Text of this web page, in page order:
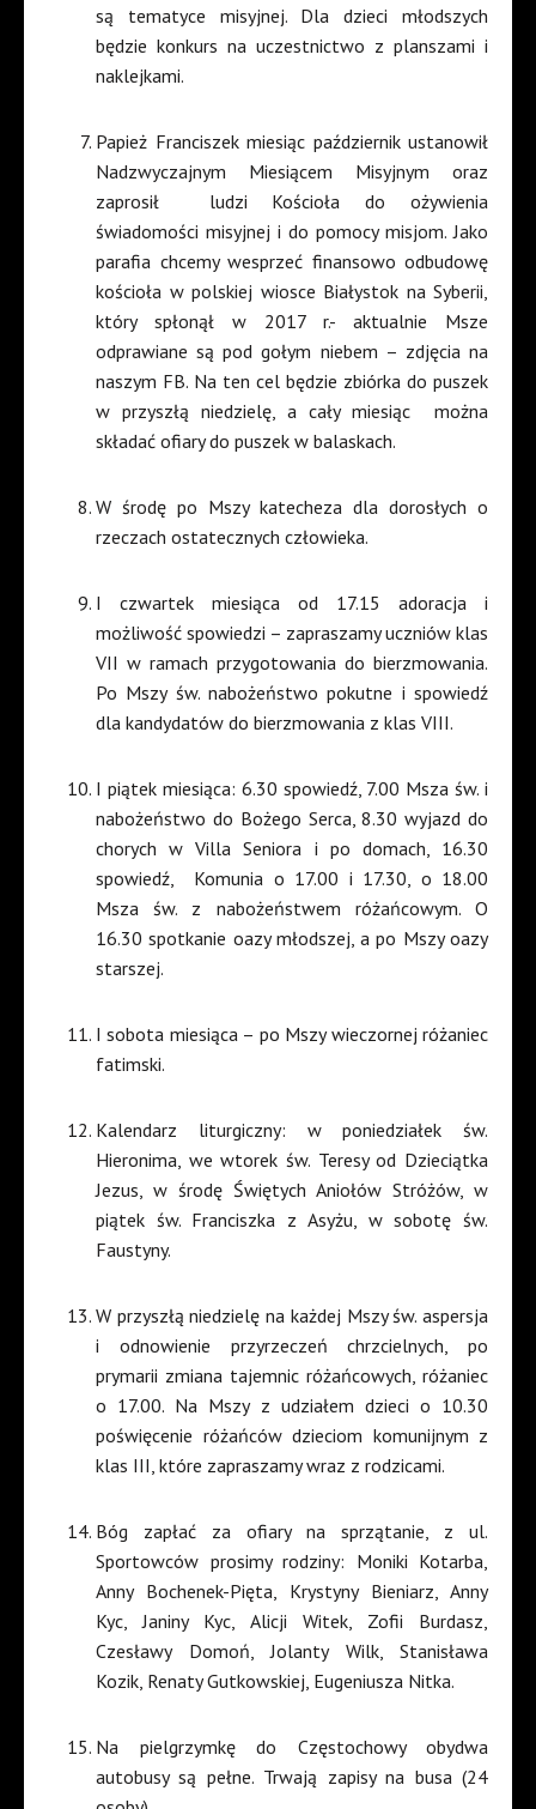
są tematyce misyjnej. Dla dzieci młodszych
będzie konkurs na uczestnictwo z planszami i
naklejkami.
Papież Franciszek miesiąc październik ustanowił
Nadzwyczajnym Miesiącem Misyjnym oraz
zaprosił
ludzi Kościoła do ożywienia
świadomości misyjnej i do pomocy misjom. Jako
parafia chcemy wesprzeć finansowo odbudowę
kościoła w polskiej wiosce Białystok na Syberii,
który spłonął w 2017 r.- aktualnie Msze
odprawiane są pod gołym niebem – zdjęcia na
naszym FB. Na ten cel będzie zbiórka do puszek
w przyszłą niedzielę, a cały miesiąc
można
składać ofiary do puszek w balaskach.
W środę po Mszy katecheza dla dorosłych o
rzeczach ostatecznych człowieka.
I czwartek miesiąca od 17.15 adoracja i
możliwość spowiedzi – zapraszamy uczniów klas
VII w ramach przygotowania do bierzmowania.
Po Mszy św. nabożeństwo pokutne i spowiedź
dla kandydatów do bierzmowania z klas VIII.
I piątek miesiąca: 6.30 spowiedź, 7.00 Msza św. i
nabożeństwo do Bożego Serca, 8.30 wyjazd do
chorych w Villa Seniora i po domach, 16.30
spowiedź,
Komunia o 17.00 i 17.30, o 18.00
Msza św. z nabożeństwem różańcowym. O
16.30 spotkanie oazy młodszej, a po Mszy oazy
starszej.
I sobota miesiąca – po Mszy wieczornej różaniec
fatimski.
Kalendarz liturgiczny: w poniedziałek św.
Hieronima, we wtorek św. Teresy od Dzieciątka
Jezus, w środę Świętych Aniołów Stróżów, w
piątek św. Franciszka z Asyżu, w sobotę św.
Faustyny.
W przyszłą niedzielę na każdej Mszy św. aspersja
i odnowienie przyrzeczeń chrzcielnych, po
prymarii zmiana tajemnic różańcowych, różaniec
o 17.00. Na Mszy z udziałem dzieci o 10.30
poświęcenie różańców dzieciom komunijnym z
klas III, które zapraszamy wraz z rodzicami.
Bóg zapłać za ofiary na sprzątanie, z ul.
Sportowców prosimy rodziny: Moniki Kotarba,
Anny Bochenek-Pięta, Krystyny Bieniarz, Anny
Kyc, Janiny Kyc, Alicji Witek, Zofii Burdasz,
Czesławy Domoń, Jolanty Wilk, Stanisława
Kozik, Renaty Gutkowskiej, Eugeniusza Nitka.
Na pielgrzymkę do Częstochowy obydwa
autobusy są pełne. Trwają zapisy na busa (24